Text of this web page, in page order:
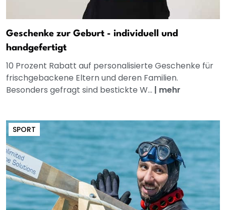
Geschenke zur Geburt - individuell und
handgefertigt
10 Prozent Rabatt auf personalisierte Geschenke für
frischgebackene Eltern und deren Familien.
Besonders gefragt sind bestickte W... | mehr
SPORT